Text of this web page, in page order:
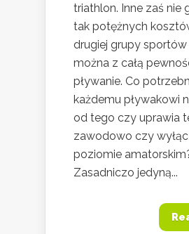
triathlon. Inne zaś nie
tak potężnych
drugiej grupy
można z całą
pływanie. Co
każdemu pływakowi
od tego czy uprawia
zawodowo czy
poziomie
Zasadniczo jedyną...